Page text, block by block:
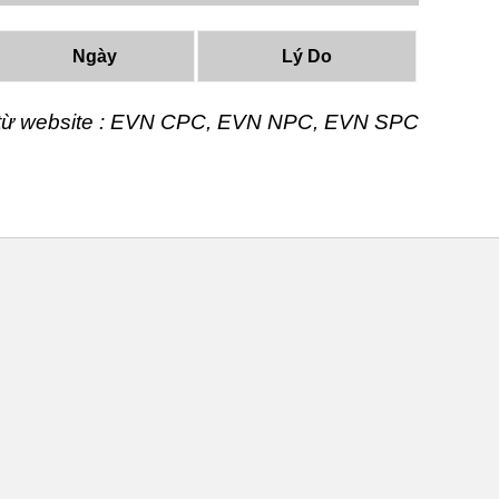
Ngày Lý Do
website : EVN CPC, EVN NPC, EVN SPC